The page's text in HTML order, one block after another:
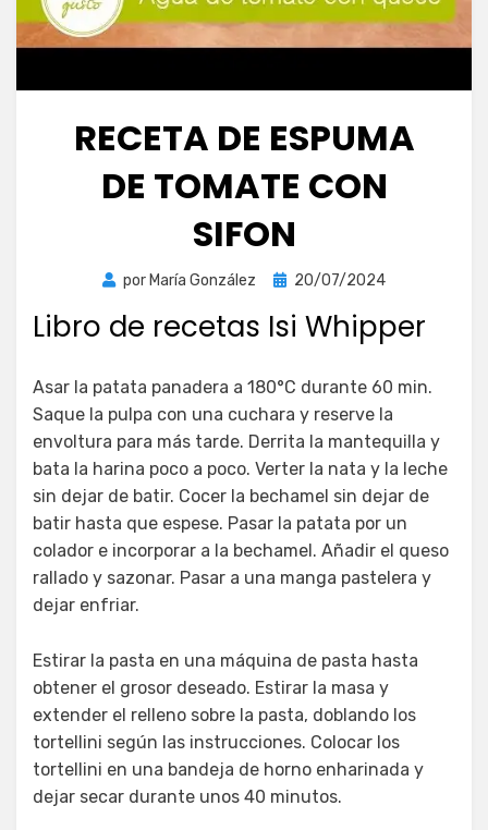
RECETA DE ESPUMA
DE TOMATE CON
SIFON
por María González
Publicada
20/07/2024
Libro de recetas Isi Whipper
Asar la patata panadera a 180°C durante 60 min.
Saque la pulpa con una cuchara y reserve la
envoltura para más tarde. Derrita la mantequilla y
bata la harina poco a poco. Verter la nata y la leche
sin dejar de batir. Cocer la bechamel sin dejar de
batir hasta que espese. Pasar la patata por un
colador e incorporar a la bechamel. Añadir el queso
rallado y sazonar. Pasar a una manga pastelera y
dejar enfriar.
Estirar la pasta en una máquina de pasta hasta
obtener el grosor deseado. Estirar la masa y
extender el relleno sobre la pasta, doblando los
tortellini según las instrucciones. Colocar los
tortellini en una bandeja de horno enharinada y
dejar secar durante unos 40 minutos.